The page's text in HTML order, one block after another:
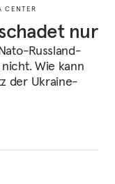
CENTER
nur
Russland-
Wie kann
der Ukraine-